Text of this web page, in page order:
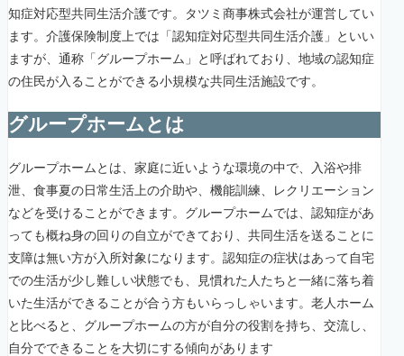
知症対応型共同生活介護です。タツミ商事株式会社が運営してい
ます。介護保険制度上では「認知症対応型共同生活介護」といい
ますが、通称「グループホーム」と呼ばれており、地域の認知症
の住民が入ることができる小規模な共同生活施設です。
グループホームとは
グループホームとは、家庭に近いような環境の中で、入浴や排
泄、食事夏の日常生活上の介助や、機能訓練、レクリエーション
などを受けることができます。グループホームでは、認知症があ
っても概ね身の回りの自立ができており、共同生活を送ることに
支障は無い方が入所対象になります。認知症の症状はあって自宅
での生活が少し難しい状態でも、見慣れた人たちと一緒に落ち着
いた生活ができることが合う方もいらっしゃいます。老人ホーム
と比べると、グループホームの方が自分の役割を持ち、交流し、
自分でできることを大切にする傾向があります